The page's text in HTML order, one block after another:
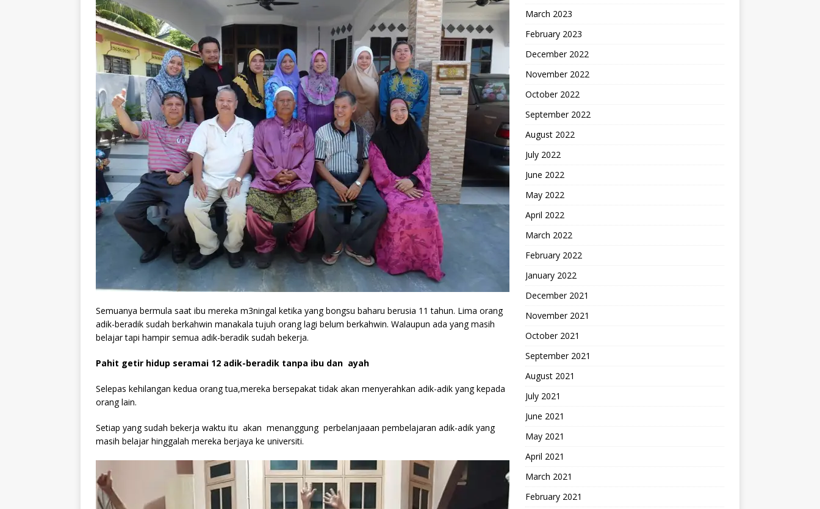
Semuanya bermula saat ibu mereka m3ningal ketika yang bongsu baharu berusia 11 tahun. Lima orang
adik-beradik sudah berkahwin manakala tujuh orang lagi belum berkahwin. Walaupun ada yang masih
belajar tapi hampir semua adik-beradik sudah bekerja.
Pahit getir hidup seramai 12 adik-beradik tanpa ibu dan ayah
Selepas kehilangan kedua orang tua,mereka bersepakat tidak akan menyerahkan adik-adik yang kepada
orang lain.
Setiap yang sudah bekerja waktu itu akan menanggung perbelanjaaan pembelajaran adik-adik yang
masih belajar hinggalah mereka berjaya ke universiti.
March 2023
February 2023
December 2022
November 2022
October 2022
September 2022
August 2022
July 2022
June 2022
May 2022
April 2022
March 2022
February 2022
January 2022
December 2021
November 2021
October 2021
September 2021
August 2021
July 2021
June 2021
May 2021
April 2021
March 2021
February 2021